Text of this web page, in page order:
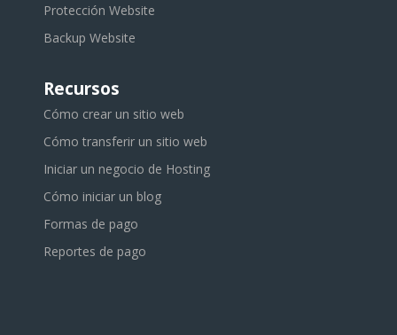
Protección Website
Backup Website
Recursos
Cómo crear un sitio web
Cómo transferir un sitio web
Iniciar un negocio de Hosting
Cómo iniciar un blog
Formas de pago
Reportes de pago